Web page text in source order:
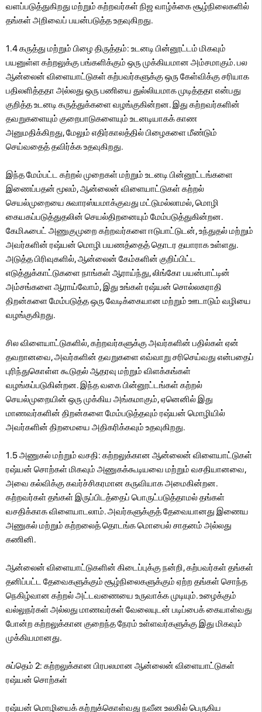
வளப்படுத்துகிறது மற்றும் கற்றவர்கள் நிஜ வாழ்க்கை சூழ்நிலைகளில்
தங்கள் அறிவைப் பயன்படுத்த உதவுகிறது.
1.4 கருத்து மற்றும் பிழை திருத்தம்: உடனடி பின்னூட்டம் மிகவும்
பயனுள்ள கற்றலுக்கு பங்களிக்கும் ஒரு முக்கியமான அம்சமாகும். பல
ஆன்லைன் விளையாட்டுகள் கற்பவர்களுக்கு ஒரு கேள்விக்கு சரியாக
பதிலளித்ததா அல்லது ஒரு பணியை துல்லியமாக முடித்ததா என்பது
குறித்த உடனடி கருத்துக்களை வழங்குகின்றன. இது கற்றவர்களின்
தவறுகளையும் குறைபாடுகளையும் உடனடியாகக் காண
அனுமதிக்கிறது, மேலும் எதிர்காலத்தில் பிழைகளை மீண்டும்
செய்வதைத் தவிர்க்க உதவுகிறது.
இந்த மேம்பட்ட கற்றல் முறைகள் மற்றும் உடனடி பின்னூட்டங்களை
இணைப்பதன் மூலம், ஆன்லைன் விளையாட்டுகள் கற்றல்
செயல்முறையை சுவாரஸ்யமாக்குவது மட்டுமல்லாமல், மொழி
கையகப்படுத்துதலின் செயல்திறனையும் மேம்படுத்துகின்றன.
கேமிஃபைட் அணுகுமுறை கற்றவர்களை ஈடுபாட்டுடன், உந்துதல் மற்றும்
அவர்களின் ரஷ்யன் மொழி பயணத்தைத் தொடர தயாராக உள்ளது.
அடுத்த பிரிவுகளில், ஆன்லைன் கேம்களின் குறிப்பிட்ட
எடுத்துக்காட்டுகளை நாங்கள் ஆராய்ந்து, லிங்கோ பயன்பாட்டின்
அம்சங்களை ஆராய்வோம், இது உங்கள் ரஷ்யன் சொல்லகராதி
திறன்களை மேம்படுத்த ஒரு வேடிக்கையான மற்றும் ஊடாடும் வழியை
வழங்குகிறது.
சில விளையாட்டுகளில், கற்றவர்களுக்கு அவர்களின் பதில்கள் ஏன்
தவறானவை, அவர்களின் தவறுகளை எவ்வாறு சரிசெய்வது என்பதைப்
புரிந்துகொள்ள கூடுதல் ஆதரவு மற்றும் விளக்கங்கள்
வழங்கப்படுகின்றன. இந்த வகை பின்னூட்டங்கள் கற்றல்
செயல்முறையின் ஒரு முக்கிய அங்கமாகும், ஏனெனில் இது
மாணவர்களின் திறன்களை மேம்படுத்தவும் ரஷ்யன் மொழியில்
அவர்களின் திறமையை அதிகரிக்கவும் உதவுகிறது.
1.5 அணுகல் மற்றும் வசதி: கற்றலுக்கான ஆன்லைன் விளையாட்டுகள்
ரஷ்யன் சொற்கள் மிகவும் அணுகக்கூடியவை மற்றும் வசதியானவை,
அவை கல்விக்கு கவர்ச்சிகரமான கருவியாக அமைகின்றன.
கற்றவர்கள் தங்கள் இருப்பிடத்தைப் பொருட்படுத்தாமல் தங்கள்
வசதிக்காக விளையாடலாம். அவர்களுக்குத் தேவையானது இணைய
அணுகல் மற்றும் கற்றலைத் தொடங்க மொபைல் சாதனம் அல்லது
கணினி.
ஆன்லைன் விளையாட்டுகளின் கிடைப்புக்கு நன்றி, கற்பவர்கள் தங்கள்
தனிப்பட்ட தேவைகளுக்கும் சூழ்நிலைகளுக்கும் ஏற்ற தங்கள் சொந்த
நெகிழ்வான கற்றல் அட்டவணையை உருவாக்க முடியும். உழைக்கும்
வல்லுநர்கள் அல்லது மாணவர்கள் வேலையுடன் படிப்பைக் கையாள்வது
போன்ற கற்றலுக்கான குறைந்த நேரம் உள்ளவர்களுக்கு இது மிகவும்
முக்கியமானது.
சுப்தெம் 2: கற்றலுக்கான பிரபலமான ஆன்லைன் விளையாட்டுகள்
ரஷ்யன் சொற்கள்
ரஷ்யன் மொழியைக் கற்றுக்கொள்வது நவீன உலகில் பெருகிய